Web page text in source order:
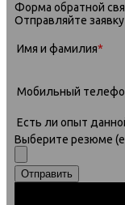
Форма обратной
Отправляйте
Имя и фамилия*
Мобильный
Есть ли опыт
Выберите резюме